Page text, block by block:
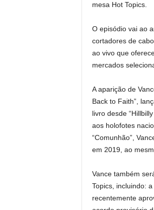
mesa Hot Topics.
O episódio vai ao
cortadores de
ao vivo que
mercados
A aparição de
Back to Faith”,
livro desde
aos holofotes
“Comunhão”,
em 2019, ao
Vance também
Topics, incluindo:
recentemente